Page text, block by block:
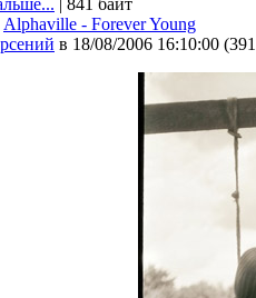
| 841 байт
Alphaville - Forever Young
в 18/08/2006 16:10:00 (